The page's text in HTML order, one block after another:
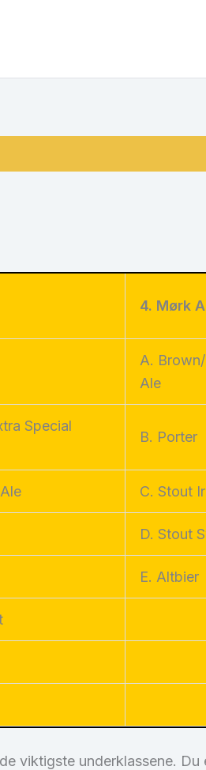
4. Mørk
A.
Ale
Special
B. Porter
C. Stout
D. Stout
E. Altbier
viktigste underklassene.